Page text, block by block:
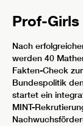
Prof-Girls
Nach
werden 40
Fakten-Check
Bundespolitik
startet ein
MINT-